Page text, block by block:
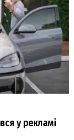
у рекламі